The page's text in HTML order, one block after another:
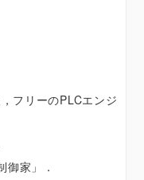
フリーのPLCエンジ
家」．